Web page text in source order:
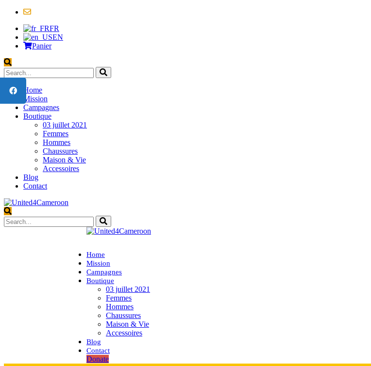
FR
EN
Panier
Home
Mission
Campagnes
Boutique
03 juillet 2021
Femmes
Hommes
Chaussures
Maison & Vie
Accessoires
Blog
Contact
Home
Mission
Campagnes
Boutique
03 juillet 2021
Femmes
Hommes
Chaussures
Maison & Vie
Accessoires
Blog
Contact
Donate